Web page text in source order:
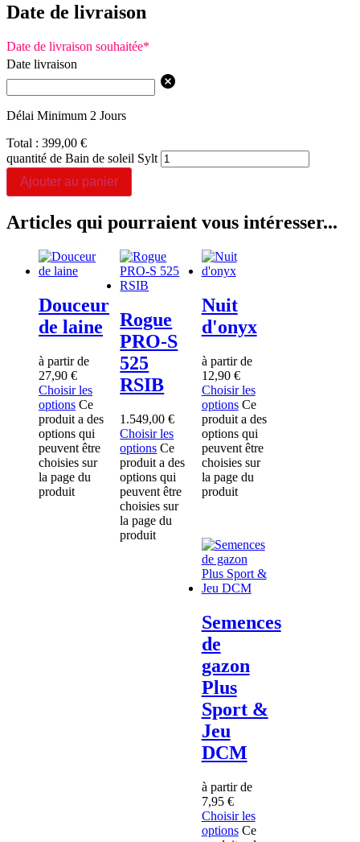
Date de livraison
Date de livraison souhaitée*
Date livraison
Délai Minimum 2 Jours
Total : 399,00 €
quantité de Bain de soleil Sylt
Ajouter au panier
Articles qui pourraient vous intéresser...
Douceur
de laine
à partir de
27,90 €
Choisir les
options Ce
produit a des
options qui
peuvent être
choisies sur
la page du
produit
Rogue
PRO-S
525
RSIB
1.549,00€
Choisir les
options Ce
produit a des
options qui
peuvent être
choisies sur
la page du
produit
Nuit
d'onyx
à partir de
12,90 €
Choisir les
options Ce
produit a des
options qui
peuvent être
choisies sur
la page du
produit
Semences
de
gazon
Plus
Sport &
Jeu
DCM
à partir de
7,95 €
Choisir les
options Ce